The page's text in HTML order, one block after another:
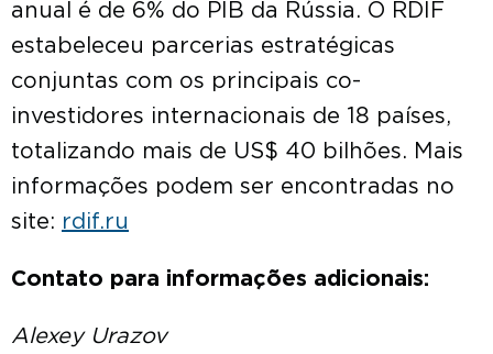
anual é de 6% do PIB da Rússia. O RDIF
estabeleceu parcerias estratégicas
conjuntas com os principais co-
investidores internacionais de 18 países,
totalizando mais de US$ 40 bilhões. Mais
informações podem ser encontradas no
site: rdif.ru
Contato para informações adicionais:
Alexey Urazov